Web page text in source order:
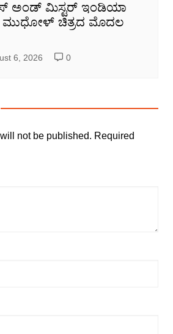
ಅಂಡ್ ಮಿಸ್ಟರ್ ಇಂಡಿಯಾ
ಚಿತ್ರದ ಮೊದಲ
6, 2026 0
not be published. Required